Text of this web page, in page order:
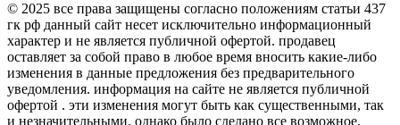
© 2025 все права защищены согласно положениям статьи 437
гк рф данный сайт несет исключительно информационный
характер и не является публичной офертой. продавец
оставляет за собой право в любое время вносить какие-либо
изменения в данные предложения без предварительного
уведомления. информация на сайте не является публичной
офертой . эти изменения могут быть как существенными, так
и незначительными. однако было сделано все возможное,